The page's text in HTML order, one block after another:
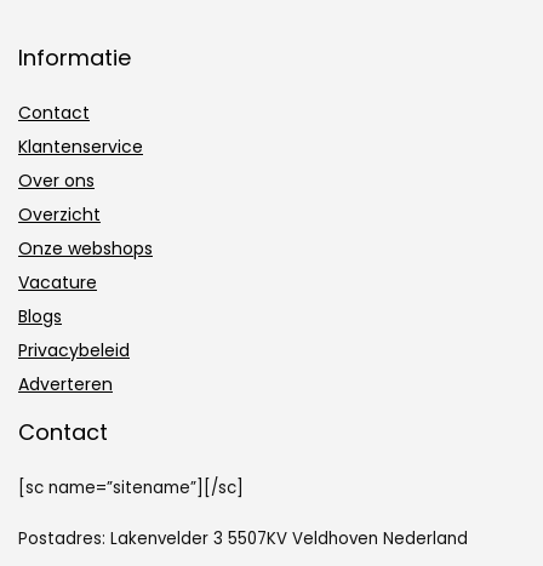
Informatie
Contact
Klantenservice
Over ons
Overzicht
Onze webshops
Vacature
Blogs
Privacybeleid
Adverteren
Contact
[sc name=”sitename”][/sc]
Postadres: Lakenvelder 3 5507KV Veldhoven Nederland